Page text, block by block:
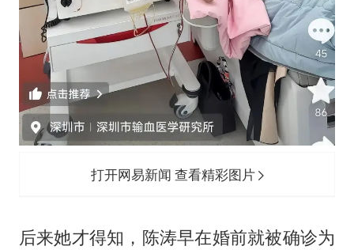
打开网易新闻 查看精彩图片
后来她才得知，陈涛早在婚前就被确诊为